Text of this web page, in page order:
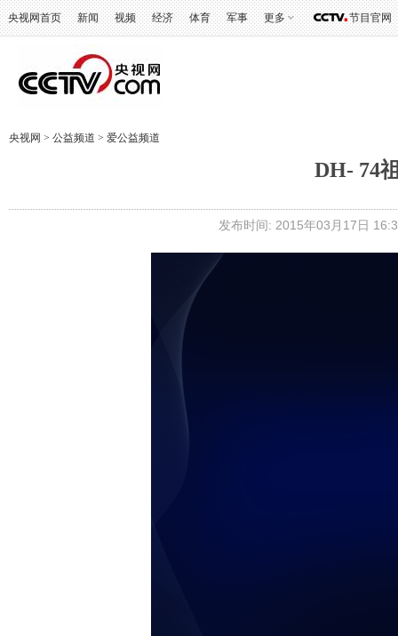
央视网首页 新闻 视频 经济 体育 军事 更多 节目官网
央视网 > 公益频道 > 爱公益频道
DH- 74
发布时间: 2015年03月17日